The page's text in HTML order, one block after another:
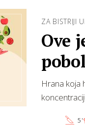
ZA BISTRIJI
Ove
Hrana koja
5'